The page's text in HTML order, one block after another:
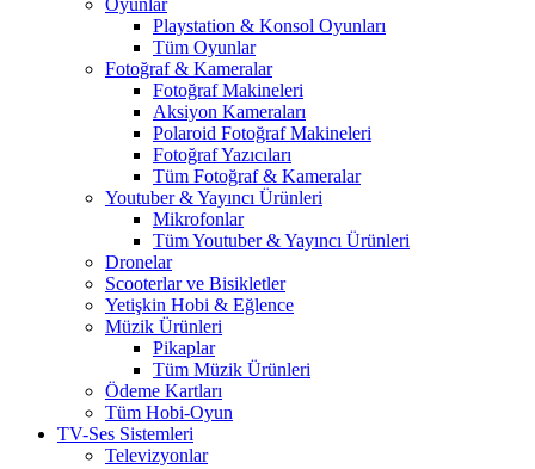
Oyunlar
Playstation & Konsol Oyunları
Tüm Oyunlar
Fotoğraf & Kameralar
Fotoğraf Makineleri
Aksiyon Kameraları
Polaroid Fotoğraf Makineleri
Fotoğraf Yazıcıları
Tüm Fotoğraf & Kameralar
Youtuber & Yayıncı Ürünleri
Mikrofonlar
Tüm Youtuber & Yayıncı Ürünleri
Dronelar
Scooterlar ve Bisikletler
Yetişkin Hobi & Eğlence
Müzik Ürünleri
Pikaplar
Tüm Müzik Ürünleri
Ödeme Kartları
Tüm Hobi-Oyun
TV-Ses Sistemleri
Televizyonlar